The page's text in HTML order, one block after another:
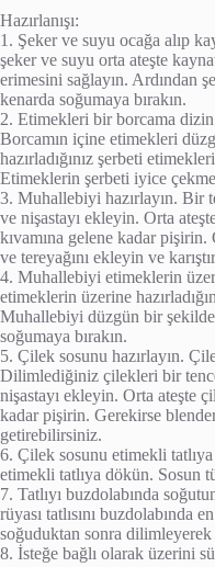
Hazırlanışı:
1. Şeker ve suyu ocağa alıp
şeker ve suyu orta ateşte
erimesini sağlayın. Ardından
kenarda soğumaya bırakın.
2. Etimekleri bir borcama
Borcamın içine etimekleri
hazırladığınız şerbeti
Etimeklerin şerbeti iyice
3. Muhallebiyi hazırlayın. Bir
ve nişastayı ekleyin. Orta
kıvamına gelene kadar
ve tereyağını ekleyin ve
4. Muhallebiyi etimeklerin
etimeklerin üzerine
Muhallebiyi düzgün bir
soğumaya bırakın.
5. Çilek sosunu hazırlayın.
Dilimlediğiniz çilekleri bir
nişastayı ekleyin. Orta ateşte
kadar pişirin. Gerekirse
getirebilirsiniz.
6. Çilek sosunu etimekli
etimekli tatlıya dökün. Sosun
7. Tatlıyı buzdolabında
rüyası tatlısını buzdolabında
soğuduktan sonra
8. İsteğe bağlı olarak üzerini